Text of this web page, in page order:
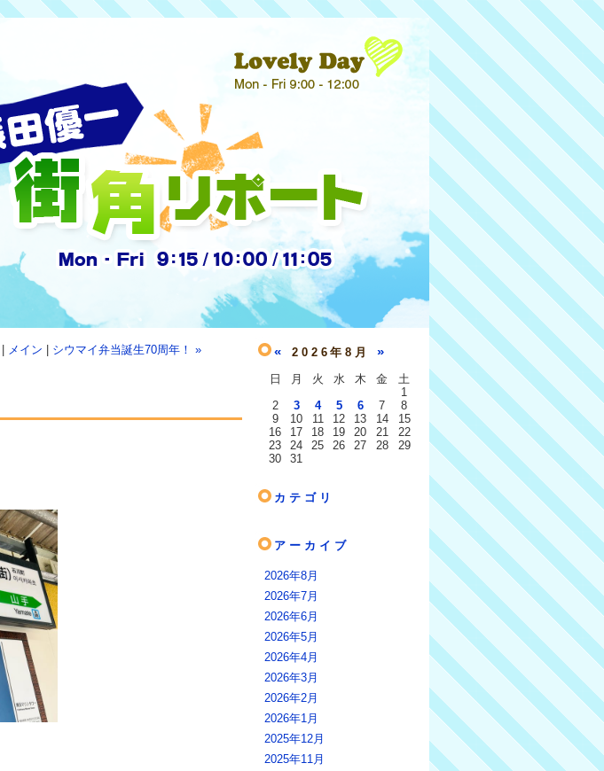
メイン シウマイ弁当誕生70周年！ » « 2026年8月 »
日 月 火 水 木 金
土
1
2
3 4 5 6 7
8
9
10 11 12 13 14
15
16
17 18 19 20 21
22
23
24 25 26 27 28
29
30
31
カテゴリ
アーカイブ
2026年8月
2026年7月
2026年6月
2026年5月
2026年4月
2026年3月
2026年2月
2026年1月
2025年12月
2025年11月